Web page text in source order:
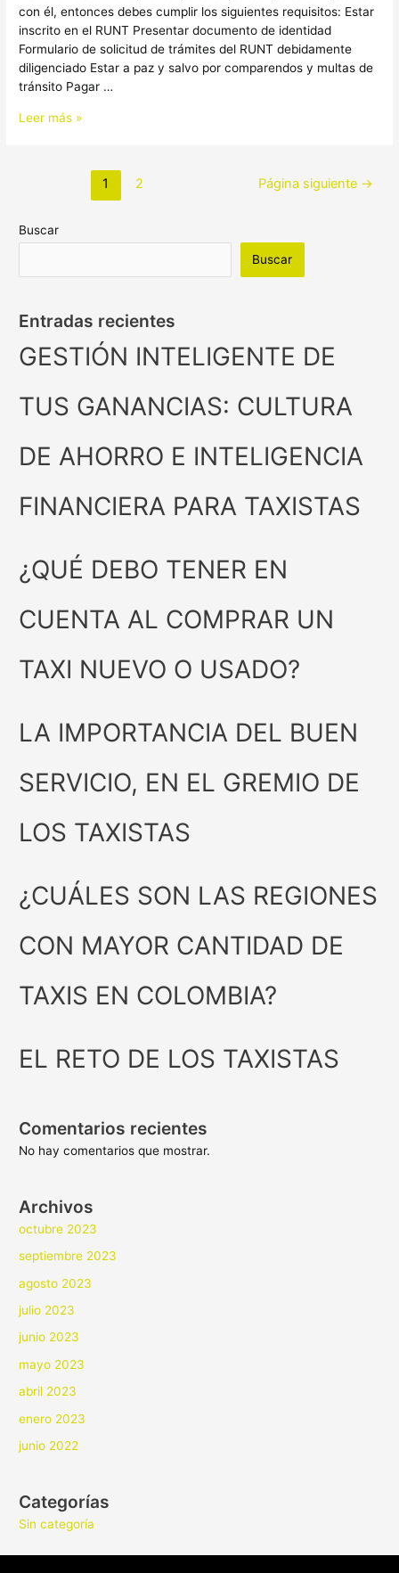
con él, entonces debes cumplir los siguientes requisitos: Estar
inscrito en el RUNT Presentar documento de identidad
Formulario de solicitud de trámites del RUNT debidamente
diligenciado Estar a paz y salvo por comparendos y multas de
tránsito Pagar …
Leer más »
1 2 Página siguiente →
Buscar
Buscar
Entradas recientes
GESTIÓN INTELIGENTE DE
TUS GANANCIAS: CULTURA
DE AHORRO E INTELIGENCIA
FINANCIERA PARA TAXISTAS
¿QUÉ DEBO TENER EN
CUENTA AL COMPRAR UN
TAXI NUEVO O USADO?
LA IMPORTANCIA DEL BUEN
SERVICIO, EN EL GREMIO DE
LOS TAXISTAS
¿CUÁLES SON LAS REGIONES
CON MAYOR CANTIDAD DE
TAXIS EN COLOMBIA?
EL RETO DE LOS TAXISTAS
Comentarios recientes
No hay comentarios que mostrar.
Archivos
octubre 2023
septiembre 2023
agosto 2023
julio 2023
junio 2023
mayo 2023
abril 2023
enero 2023
junio 2022
Categorías
Sin categoría